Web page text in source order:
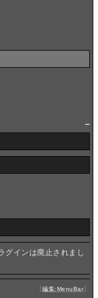
インは廃止されまし
〔編集:MenuBar